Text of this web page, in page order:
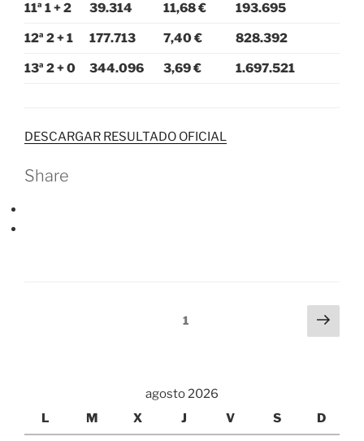
11ª 1 + 2 39.314 11,68 € 193.695
12ª 2 + 1 177.713 7,40 € 828.392
13ª 2 + 0 344.096 3,69 € 1.697.521
DESCARGAR RESULTADO OFICIAL
Share
Página1
agosto 2026
L
M X J V S D